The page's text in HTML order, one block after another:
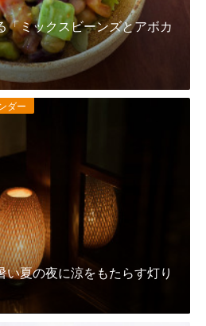
「ミックスビーンズとアボカ
ダー
夏の夜に涼をもたらす灯り